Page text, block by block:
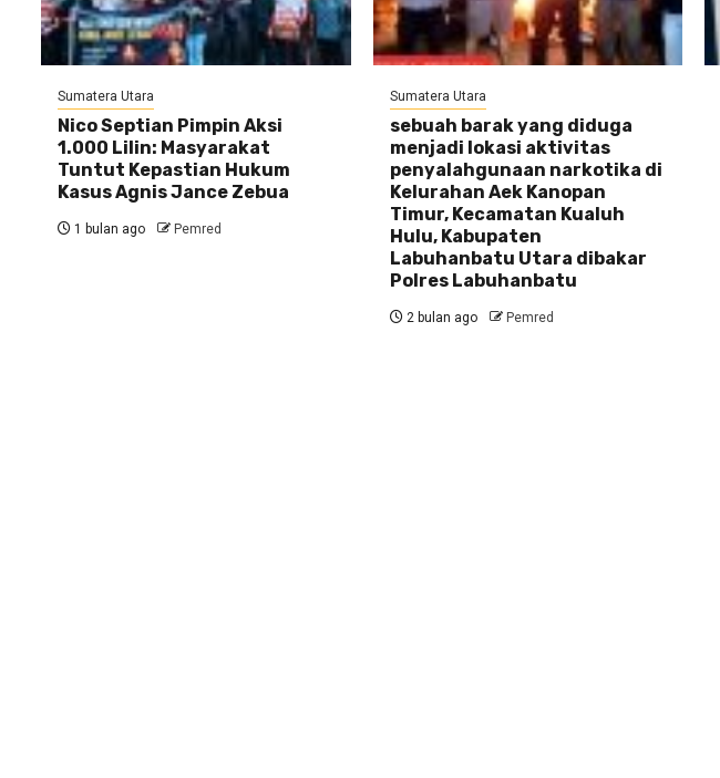
Sumatera Utara
Nico Septian Pimpin Aksi
1.000 Lilin: Masyarakat
Tuntut Kepastian Hukum
Kasus Agnis Jance Zebua
1 bulan ago Pemred
Sumatera Utara
sebuah barak yang diduga
menjadi lokasi aktivitas
penyalahgunaan narkotika di
Kelurahan Aek Kanopan
Timur, Kecamatan Kualuh
Hulu, Kabupaten
Labuhanbatu Utara dibakar
Polres Labuhanbatu
2 bulan ago Pemred